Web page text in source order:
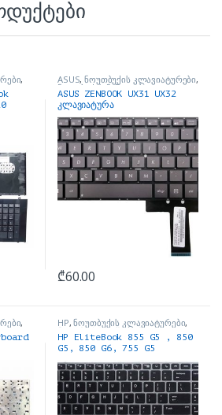
, ASUS,ნოუთბუქის კლავიატურები,
ნოუთბუქის ნაწილები და
აქსესუარები
ASUS ZENBOOK UX31 UX32
კლავიატურა
₾60.00
, HP,ნოუთბუქის კლავიატურები,
ნოუთბუქის ნაწილები და
აქსესუარები
HP EliteBook 855 G5 , 850
G5, 850 G6, 755 G5
Keyboard NO backlight
განათების გარეშე